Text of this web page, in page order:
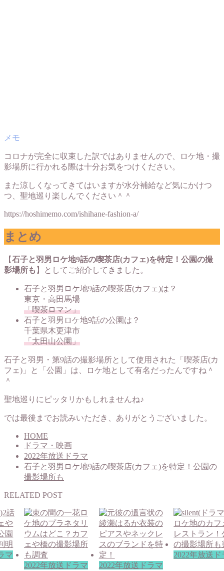
コロナが完全に収束した訳ではありませんので、ロケ地・撮
影場所に行かれる際は十分お気をつけください。
また涼しくなってきてはいますが水分補給など気にかけつ
つ、聖地巡り楽しんでください＾＾
https://hoshimemo.com/ishihane-fashion-a/
まとめ
【石子と羽男ロケ地9話の喫茶店(カフェ)を特定！公園の撮
影場所も 】としてご紹介してきました。
石子と羽男ロケ地9話の喫茶店(カフェ)は？
東京・高田馬場
「喫茶ロマン」
石子と羽男ロケ地9話の公園は？
千葉県木更津市
「太田山公園」
石子と羽男・第9話の撮影場所として使用された「喫茶店(カ
フェ)」と「公園」は、ロケ地として有名だったんですね＾
＾
聖地巡りにピッタリかもしれませんね♪
では最後までお読みいただき、ありがとうございました。
HOME
ドラマ・映画
2022年放送ドラマ
石子と羽男ロケ地9話の喫茶店(カフェ)を特定！公園の
撮影場所も
RELATED POST
マ
2022年放送ドラマ 2022年放送ドラマ
2022年放送ド